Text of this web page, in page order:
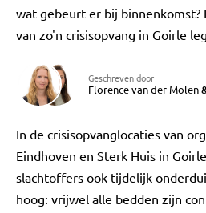
wat gebeurt er bij binnenkomst?
van zo'n crisisopvang in Goirle
Geschreven door
Florence van der Molen
In de crisisopvanglocaties van
Eindhoven en Sterk Huis in
slachtoffers ook tijdelijk
hoog: vrijwel alle bedden zijn